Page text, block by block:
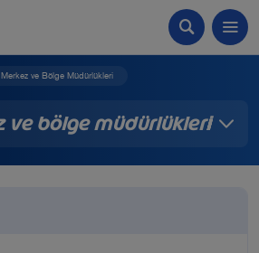
ve Bölge Müdürlükleri
ve Bölge Müdürlükleri